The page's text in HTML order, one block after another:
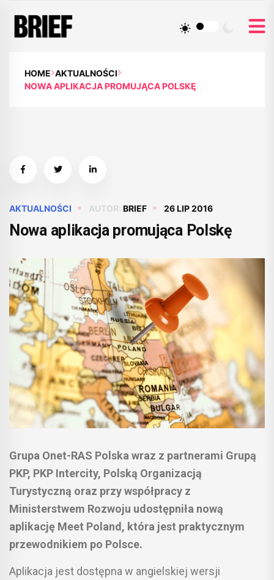
HOME AKTUALNOŚCI
NOWA APLIKACJA PROMUJĄCA POLSKĘ
AKTUALNOŚCI AUTOR: BRIEF 26 LIP 2016
Nowa aplikacja promująca Polskę
Grupa Onet-RAS Polska wraz z partnerami Grupą
PKP, PKP Intercity, Polską Organizacją
Turystyczną oraz przy współpracy z
Ministerstwem Rozwoju udostępniła nową
aplikację Meet Poland, która jest praktycznym
przewodnikiem po Polsce.
Aplikacja jest dostępna w angielskiej wersji